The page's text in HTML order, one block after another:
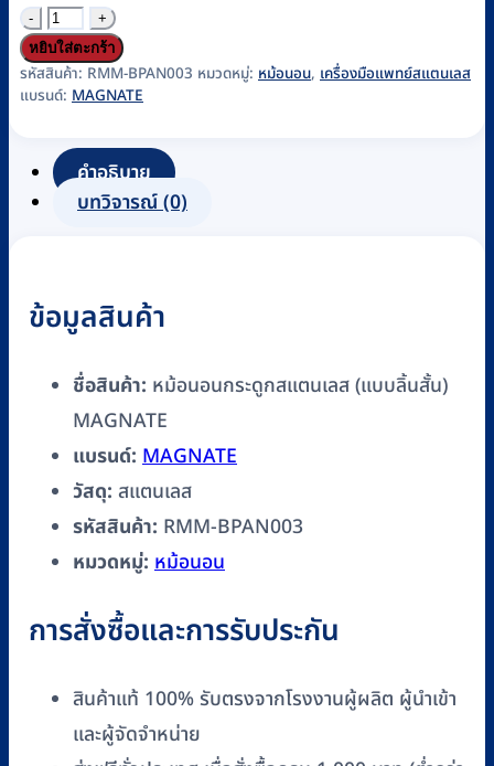
จำนวน
หม้อ
นอน
กระ
กส
แตน
สั้น)
MAGNATE
หยิบใส่ตะกร้า
รหัสสินค้า: RMM-BPAN003 หมวดหมู่: หม้อนอน, เครื่องมือแพทย์สแตนเลส
แบรนด์: MAGNATE
คำอธิบาย
บทวิจารณ์ (0)
ข้อมูลสินค้า
ชื่อสินค้า: หม้อนอนกระดูกสแตนเลส (แบบลิ้นสั้น)
MAGNATE
แบรนด์: MAGNATE
วัสดุ: สแตนเลส
รหัสสินค้า: RMM-BPAN003
หมวดหมู่: หม้อนอน
การสั่งซื้อและการรับประกัน
สินค้าแท้ 100% รับตรงจากโรงงานผู้ผลิต ผู้นำเข้า
และผู้จัดจำหน่าย